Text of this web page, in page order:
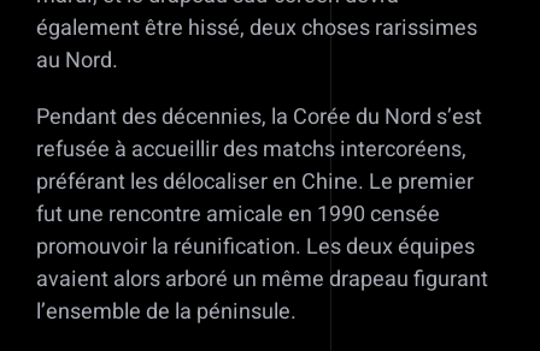
également être hissé, deux choses rarissimes
au Nord.
Pendant des décennies, la Corée du Nord s’est
refusée à accueillir des matchs intercoréens,
préférant les délocaliser en Chine. Le premier
fut une rencontre amicale en 1990 censée
promouvoir la réunification. Les deux équipes
avaient alors arboré un même drapeau figurant
l’ensemble de la péninsule.